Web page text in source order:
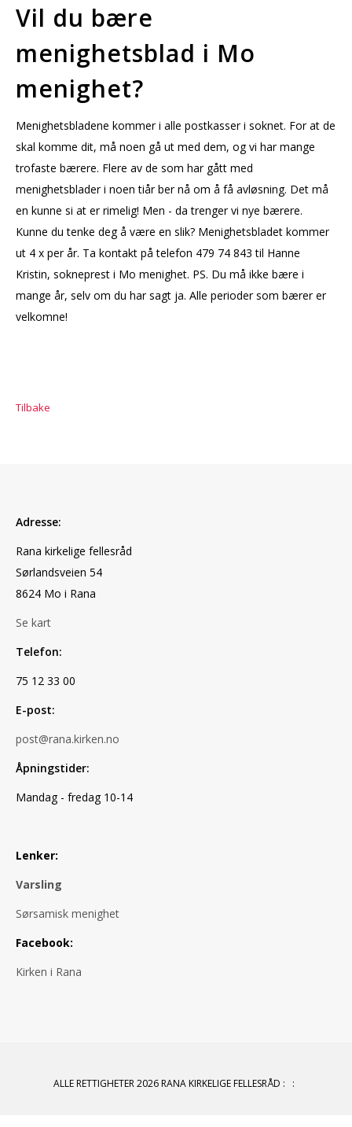
Vil du bære
menighetsblad i Mo
menighet?
Menighetsbladene kommer i alle postkasser i soknet. For at de
skal komme dit, må noen gå ut med dem, og vi har mange
trofaste bærere. Flere av de som har gått med
menighetsblader i noen tiår ber nå om å få avløsning. Det må
en kunne si at er rimelig! Men - da trenger vi nye bærere.
Kunne du tenke deg å være en slik? Menighetsbladet kommer
ut 4 x per år. Ta kontakt på telefon 479 74 843 til Hanne
Kristin, sokneprest i Mo menighet. PS. Du må ikke bære i
mange år, selv om du har sagt ja. Alle perioder som bærer er
velkomne!
Tilbake
Adresse:
Rana kirkelige fellesråd
Sørlandsveien 54
8624 Mo i Rana
Se kart
Telefon:
75 12 33 00
E-post:
post@rana.kirken.no
Åpningstider:
Mandag - fredag 10-14
Lenker:
Varsling
Sørsamisk menighet
Facebook:
Kirken i Rana
ALLE RETTIGHETER 2026 RANA KIRKELIGE FELLESRÅD : :